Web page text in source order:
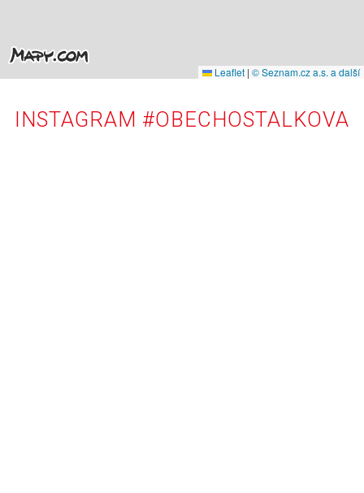
Leaflet | © Seznam.cz a.s. a další
INSTAGRAM #OBECHOSTALKOVA